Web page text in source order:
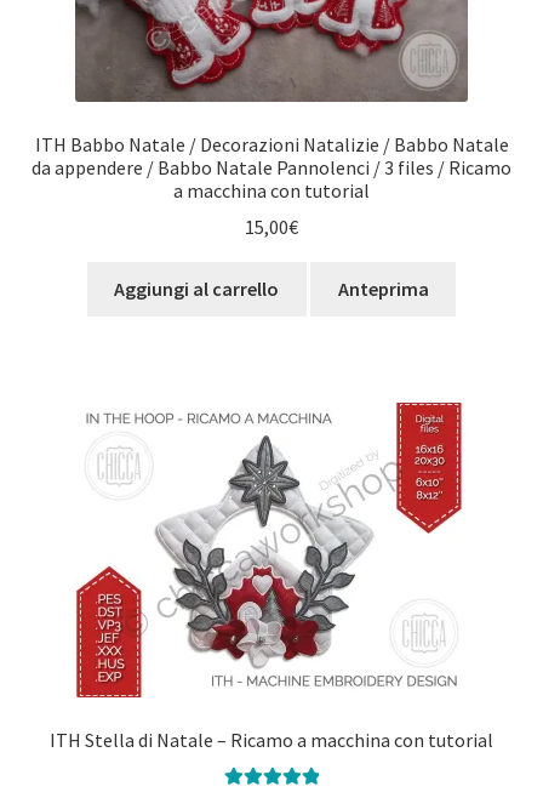
ITH Babbo Natale / Decorazioni Natalizie / Babbo Natale
da appendere / Babbo Natale Pannolenci / 3 files / Ricamo
a macchina con tutorial
15,00€
Aggiungi al carrello Anteprima
ITH Stella di Natale – Ricamo a macchina con tutorial